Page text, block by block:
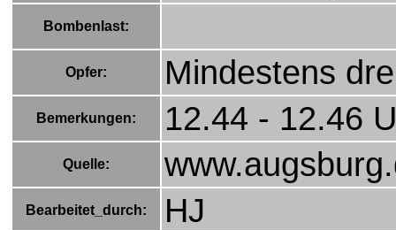
Bombenlast:
Opfer: Mindestens
Bemerkungen: 12.44 - 12.46
Quelle:
Bearbeitet_durch: HJ